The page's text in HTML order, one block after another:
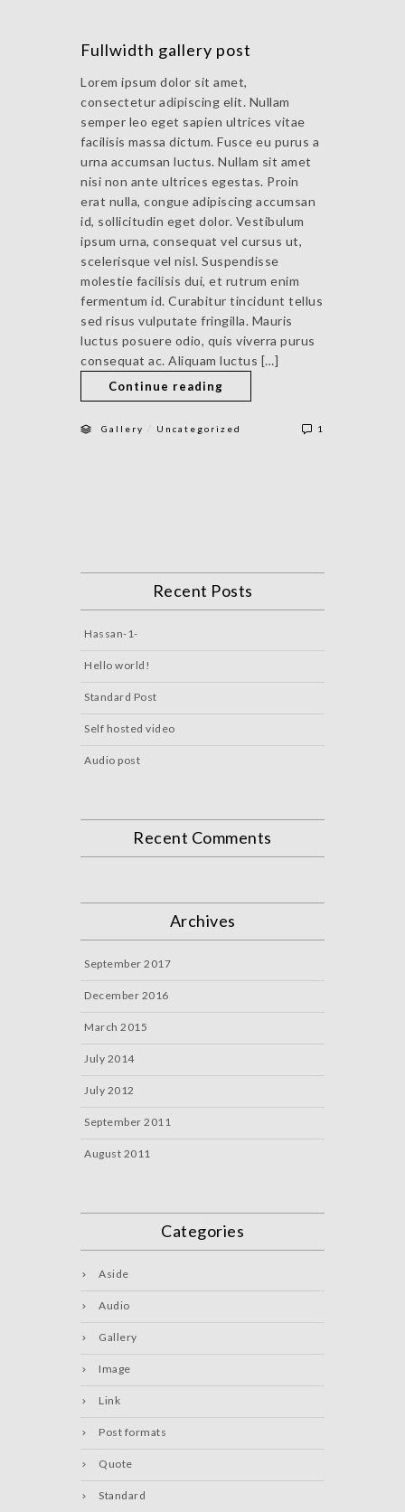
Fullwidth gallery post
Lorem ipsum dolor sit amet,
consectetur adipiscing elit. Nullam
semper leo eget sapien ultrices vitae
facilisis massa dictum. Fusce eu purus a
urna accumsan luctus. Nullam sit amet
nisi non ante ultrices egestas. Proin
erat nulla, congue adipiscing accumsan
id, sollicitudin eget dolor. Vestibulum
ipsum urna, consequat vel cursus ut,
scelerisque vel nisl. Suspendisse
molestie facilisis dui, et rutrum enim
fermentum id. Curabitur tincidunt tellus
sed risus vulputate fringilla. Mauris
luctus posuere odio, quis viverra purus
consequat ac. Aliquam luctus […]
Continue reading
Gallery Uncategorized 1
Recent Posts
Hassan-1-
Hello world!
Standard Post
Self hosted video
Audio post
Recent Comments
Archives
September 2017
December 2016
March 2015
July 2014
July 2012
September 2011
August 2011
Categories
Aside
Audio
Gallery
Image
Link
Post formats
Quote
Standard